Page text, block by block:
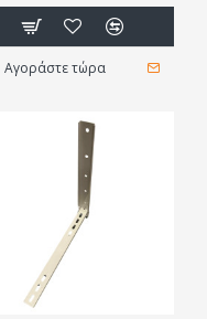
Αγοράστε τώρα